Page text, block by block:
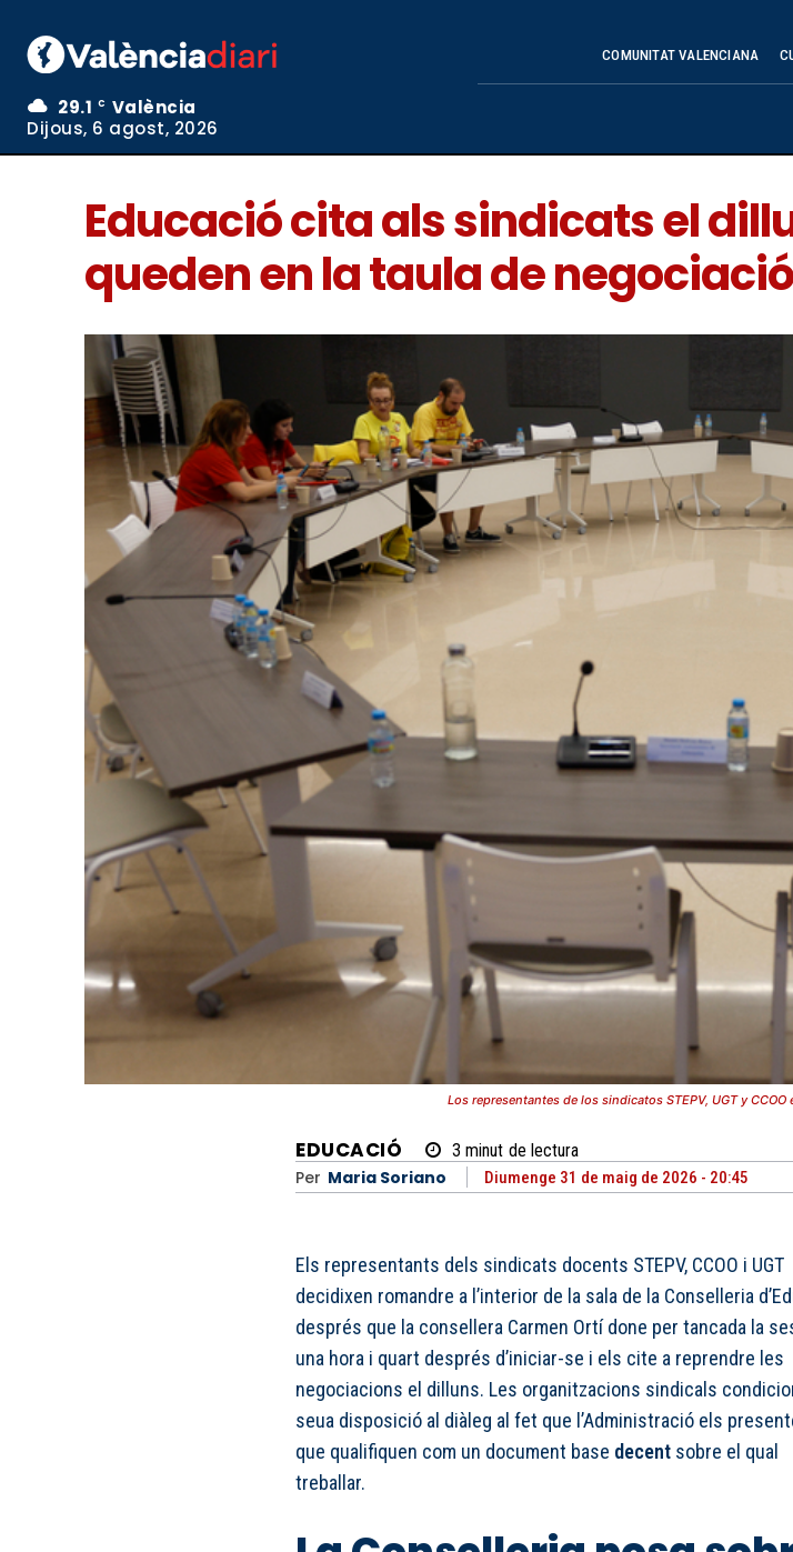
29.1 C
València
Dijous, 6 agost, 2026
COMUNITAT VALENCIANA
Educació cita als sindicats el
queden en la taula de negociació
Los representantes de los sindicatos STEPV, UGT y
EDUCACIÓ 3 minut de lectura
Per Maria Soriano Diumenge 31 de maig de 2026 - 20:45
Els representants dels sindicats docents STEPV, CCOO i UGT
decidixen romandre a l’interior de la sala de la Conselleria
després que la consellera Carmen Ortí done per tancada la
una hora i quart després d’iniciar-se i els cite a reprendre les
negociacions el dilluns. Les organitzacions sindicals
seua disposició al diàleg al fet que l’Administració els
que qualifiquen com un document base decent sobre el qual
treballar.